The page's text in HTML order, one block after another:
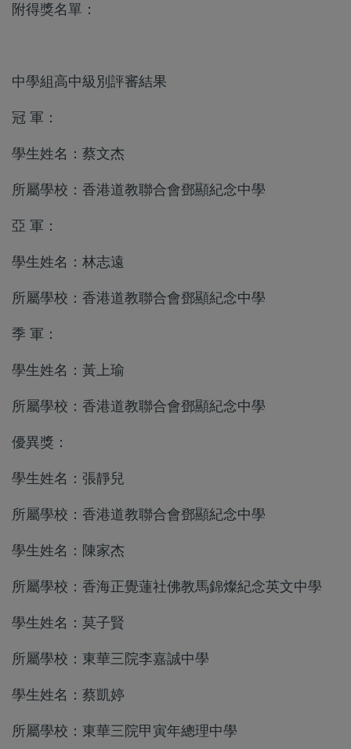
附得獎名單：
中學組高中級別評審結果
冠 軍：
學生姓名：蔡文杰
所屬學校：香港道教聯合會鄧顯紀念中學
亞 軍：
學生姓名：林志遠
所屬學校：香港道教聯合會鄧顯紀念中學
季 軍：
學生姓名：黃上瑜
所屬學校：香港道教聯合會鄧顯紀念中學
優異獎：
學生姓名：張靜兒
所屬學校：香港道教聯合會鄧顯紀念中學
學生姓名：陳家杰
所屬學校：香海正覺蓮社佛教馬錦燦紀念英文中學
學生姓名：莫子賢
所屬學校：東華三院李嘉誠中學
學生姓名：蔡凱婷
所屬學校：東華三院甲寅年總理中學